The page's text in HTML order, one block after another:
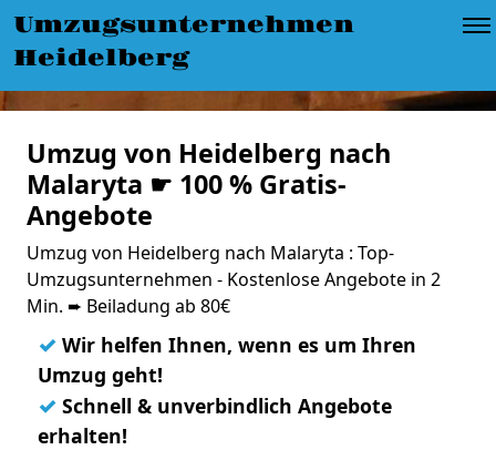
Umzugsunternehmen
Heidelberg
Umzug von Heidelberg nach
Malaryta ☛ 100 % Gratis-
Angebote
Umzug von Heidelberg nach Malaryta : Top-
Umzugsunternehmen - Kostenlose Angebote in 2
Min. ➨ Beiladung ab 80€
✓ Wir helfen Ihnen, wenn es um Ihren
Umzug geht!
✓ Schnell & unverbindlich Angebote
erhalten!